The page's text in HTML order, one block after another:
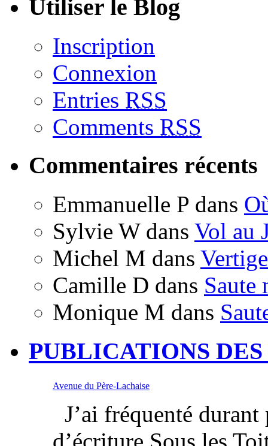
Utiliser le Blog
Inscription
Connexion
Entries RSS
Comments RSS
Commentaires récents
Emmanuelle P dans
Sylvie Wdans Vol au
Michel M dans
Camille D dans Saute
Monique M dans
PUBLICATIONS
Avenue du Père-Lachaise
J’ai fréquenté